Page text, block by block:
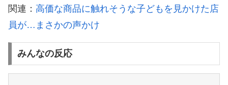
関連： 高価な商品に触れそうな子どもを見かけた店
員が…まさかの声かけ
みんなの反応